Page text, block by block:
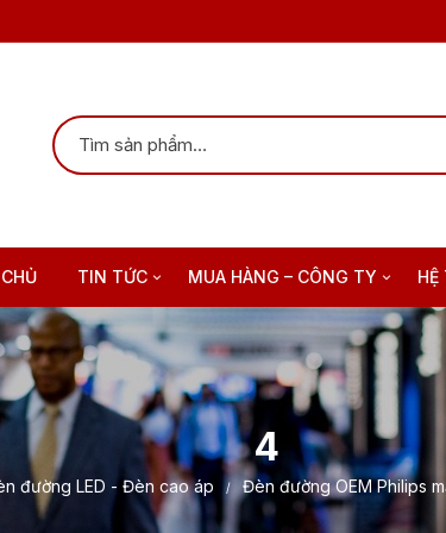
TIN TỨC
Công nghệ đèn Led
Tin tức công nghệ
Hướng dẫn lắp đặt đèn led
MUA HÀNG – CÔNG TY
Thông tin DAISY Group
Hướng dẫn mua hàng
Hình ảnh Công ty
HỆ
4
đường LED - Đèn cao áp Đèn đường OEM Philips